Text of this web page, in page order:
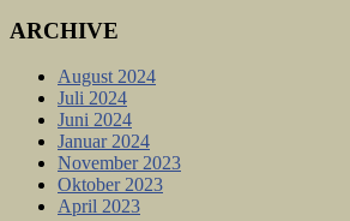
ARCHIVE
August 2024
Juli 2024
Juni 2024
Januar 2024
November 2023
Oktober 2023
April 2023